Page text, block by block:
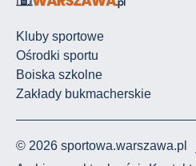
Kluby sportowe
Ośrodki sportu
Boiska szkolne
Zakłady bukmacherskie
© 2026 sportowa.warszawa.pl